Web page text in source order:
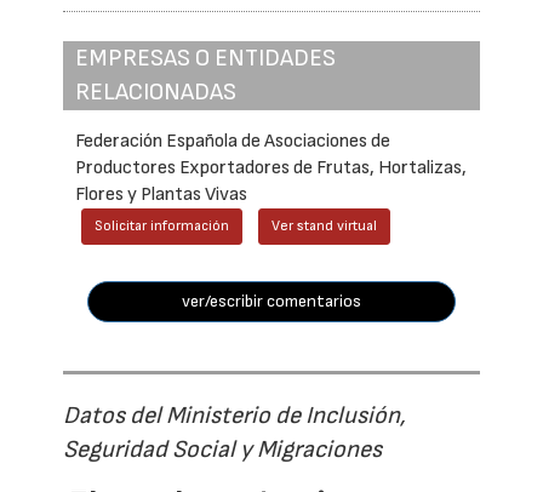
EMPRESAS O ENTIDADES
RELACIONADAS
Federación Española de Asociaciones de
Productores Exportadores de Frutas, Hortalizas,
Flores y Plantas Vivas
Solicitar información Ver stand virtual
ver/escribir comentarios
Datos del Ministerio de Inclusión,
Seguridad Social y Migraciones